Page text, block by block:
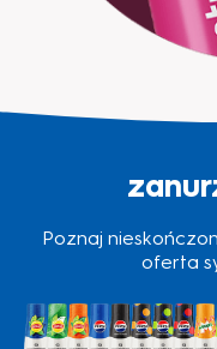
Poznaj
oferta